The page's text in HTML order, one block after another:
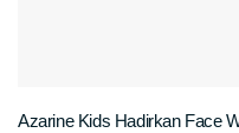
Azarine Kids Hadirkan Face Wash dan Moisturizer